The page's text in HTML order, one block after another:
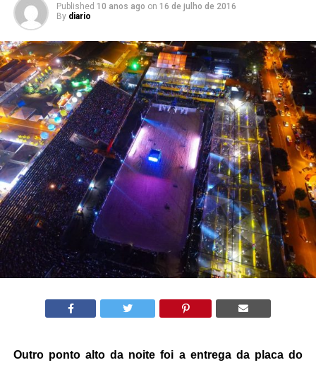
Published 10 anos ago on 16 de julho de 2016
By diario
Outro ponto alto da noite foi aentrega da placa do